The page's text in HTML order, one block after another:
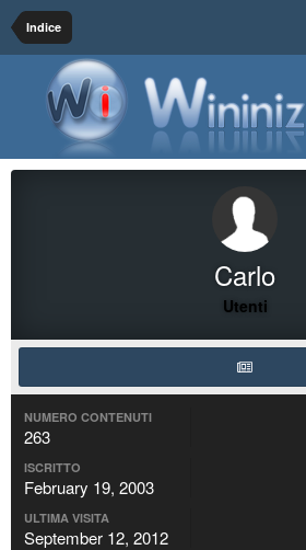
Indice
Carlo
Utenti
NUMERO CONTENUTI
263
ISCRITTO
February 19, 2003
ULTIMA VISITA
September 12, 2012